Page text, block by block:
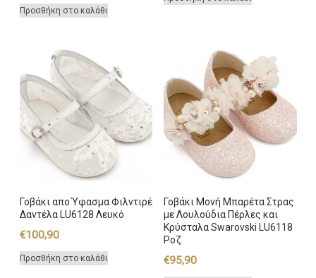
Προσθήκη στο καλάθι
Γοβάκι απο Ύφασμα Φιλντιρέ
Δαντέλα LU6128 Λευκό
€100,90
Προσθήκη στο καλάθι
Γοβάκι Μονή Μπαρέτα Στρας
με Λουλούδια Πέρλες και
Κρύσταλα Swarovski LU6118
Ροζ
€95,90